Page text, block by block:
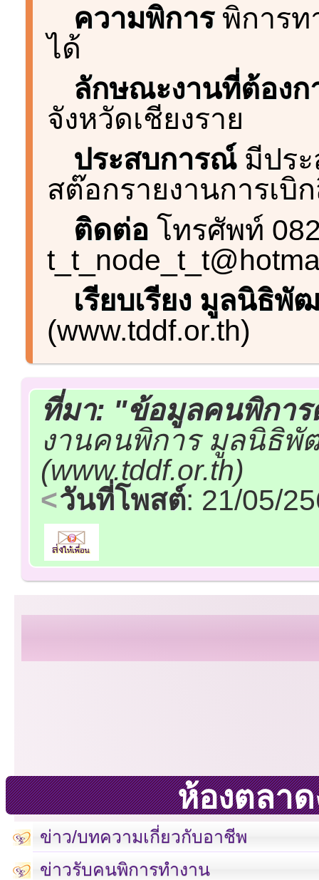
ความพิการพิการท
ได้
ลักษณะงานที่ต้องก
จังหวัดเชียงราย
ประสบการณ์มีประ
สต๊อกรายงานการเบิ
ติดต่อ โทรศัพท์
เรียบเรียง มูลนิธิ
(www.tddf.or.th)
ที่มา: "ข้อมูลคนพิการ
งานคนพิการ มูลนิธิ
(www.tddf.or.th)
วันที่โพสต์: 21/05/
ห้องตลา
ข่าว/บทความเกี่ยวกับอาชีพ
ข่าวรับคนพิการทำงาน